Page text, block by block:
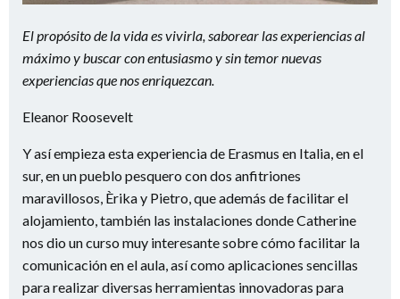
El propósito de la vida es vivirla, saborear las experiencias al
máximo y buscar con entusiasmo y sin temor nuevas
experiencias que nos enriquezcan.
Eleanor Roosevelt
Y así empieza esta experiencia de Erasmus en Italia, en el
sur, en un pueblo pesquero con dos anfitriones
maravillosos, Èrika y Pietro, que además de facilitar el
alojamiento, también las instalaciones donde Catherine
nos dio un curso muy interesante sobre cómo facilitar la
comunicación en el aula, así como aplicaciones sencillas
para realizar diversas herramientas innovadoras para